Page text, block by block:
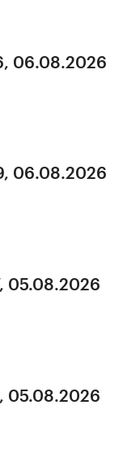
06.08.2026
06.08.2026
05.08.2026
05.08.2026